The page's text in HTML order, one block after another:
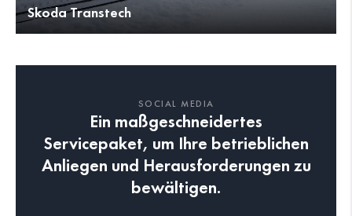
Skoda Transtech
SOCIAL MEDIA
Ein maßgeschneidertes
Servicepaket, um Ihre betrieblichen
Anliegen und Herausforderungen zu
bewältigen.